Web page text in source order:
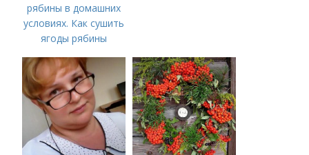
рябины в домашних
условиях. Как сушить
ягоды рябины